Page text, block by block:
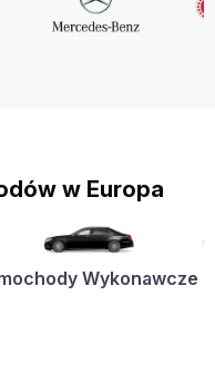
w Europa
Wykonawcze